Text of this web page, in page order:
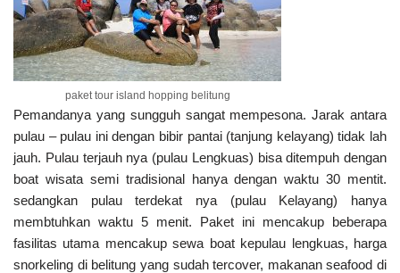
paket tour island hopping belitung
Pemandanya yang sungguh sangat mempesona. Jarak antara
pulau – pulau ini dengan bibir pantai (tanjung kelayang) tidak lah
jauh. Pulau terjauh nya (pulau Lengkuas) bisa ditempuh dengan
boat wisata semi tradisional hanya dengan waktu 30 mentit.
sedangkan pulau terdekat nya (pulau Kelayang) hanya
membtuhkan waktu 5 menit. Paket ini mencakup beberapa
fasilitas utama mencakup sewa boat kepulau lengkuas, harga
snorkeling di belitung yang sudah tercover, makanan seafood di